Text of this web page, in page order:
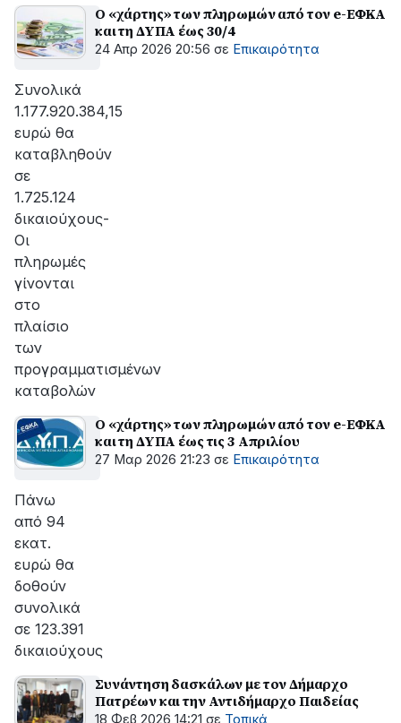
Ο «χάρτης» των πληρωμών από τον e-ΕΦΚΑ
και τη ΔΥΠΑ έως 30/4
24 Απρ 2026 20:56 σε Επικαιρότητα
Συνολικά
1.177.920.384,15
ευρώ θα
καταβληθούν
σε
1.725.124
δικαιούχους-
Οι
πληρωμές
γίνονται
στο
πλαίσιο
των
προγραμματισμένων
καταβολών
Ο «χάρτης» των πληρωμών από τον e-ΕΦΚΑ
και τη ΔΥΠΑ έως τις 3 Απριλίου
27 Μαρ 2026 21:23 σε Επικαιρότητα
Πάνω
από 94
εκατ.
ευρώ θα
δοθούν
συνολικά
σε 123.391
δικαιούχους
Συνάντηση δασκάλων με τον Δήμαρχο
Πατρέων και την Αντιδήμαρχο Παιδείας
18 Φεβ 2026 14:21 σε Τοπικά